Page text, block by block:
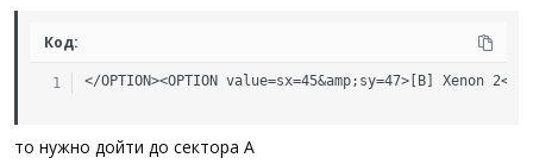
Код:
</OPTION><OPTION value=sx=45&amp;sy=47>[B] Xenon 2</
то нужно дойти до сектора А